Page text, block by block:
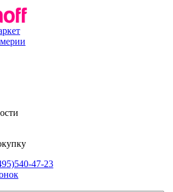
47-23